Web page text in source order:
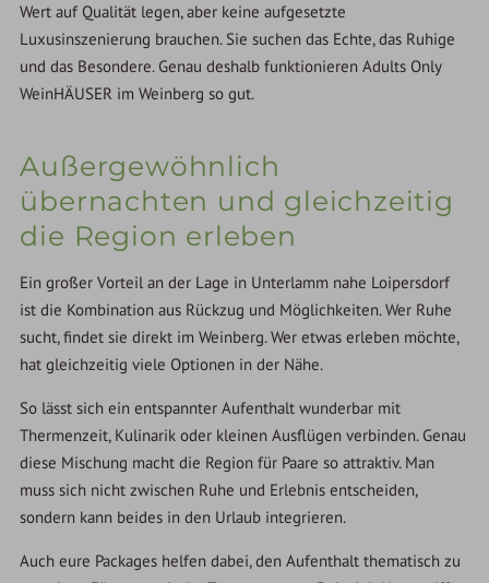
Wert auf Qualität legen, aber keine aufgesetzte
Luxusinszenierung brauchen. Sie suchen das Echte, das Ruhige
und das Besondere. Genau deshalb funktionieren Adults Only
WeinHÄUSER im Weinberg so gut.
Außergewöhnlich
übernachten und gleichzeitig
die Region erleben
Ein großer Vorteil an der Lage in Unterlamm nahe Loipersdorf
ist die Kombination aus Rückzug und Möglichkeiten. Wer Ruhe
sucht, findet sie direkt im Weinberg. Wer etwas erleben möchte,
hat gleichzeitig viele Optionen in der Nähe.
So lässt sich ein entspannter Aufenthalt wunderbar mit
Thermenzeit, Kulinarik oder kleinen Ausflügen verbinden. Genau
diese Mischung macht die Region für Paare so attraktiv. Man
muss sich nicht zwischen Ruhe und Erlebnis entscheiden,
sondern kann beides in den Urlaub integrieren.
Auch eure Packages helfen dabei, den Aufenthalt thematisch zu